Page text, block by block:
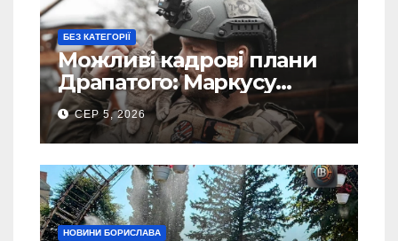
БЕЗ КАТЕГОРІЇ
Можливі кадрові плани
Драпатого: Маркусу
пророкують важливу
посаду у ЗСУ
СЕР 5, 2026
НОВИНИ БОРИСЛАВА